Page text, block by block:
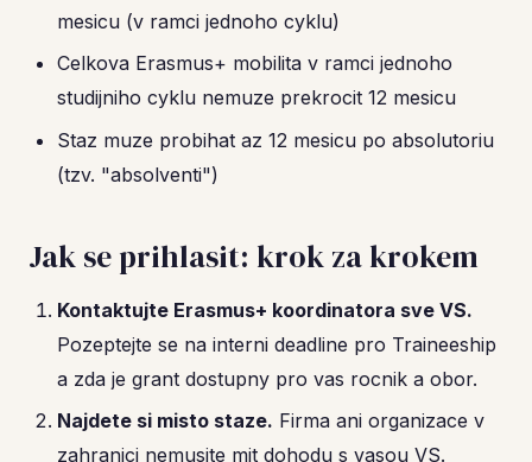
mesicu (v ramci jednoho cyklu)
Celkova Erasmus+ mobilita v ramci jednoho
studijniho cyklu nemuze prekrocit 12 mesicu
Staz muze probihat az 12 mesicu po absolutoriu
(tzv. "absolventi")
Jak se prihlasit: krok za krokem
Kontaktujte Erasmus+ koordinatora sve VS.
Pozeptejte se na interni deadline pro Traineeship
a zda je grant dostupny pro vas rocnik a obor.
Najdete si misto staze. Firma ani organizace v
zahranici nemusite mit dohodu s vasou VS.